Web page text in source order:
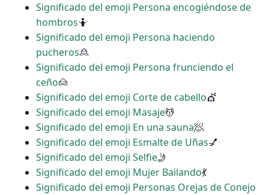
Significado del emoji Persona encogiéndose de
hombros🤷
Significado del emoji Persona haciendo
pucheros🙎
Significado del emoji Persona frunciendo el
ceño🙍
Significado del emoji Corte de cabello💇
Significado del emoji Masaje💆
Significado del emoji En una sauna🧖
Significado del emoji Esmalte de Uñas💅
Significado del emoji Selfie🤳
Significado del emoji Mujer Bailando💃
Significado del emoji Personas Orejas de Conejo